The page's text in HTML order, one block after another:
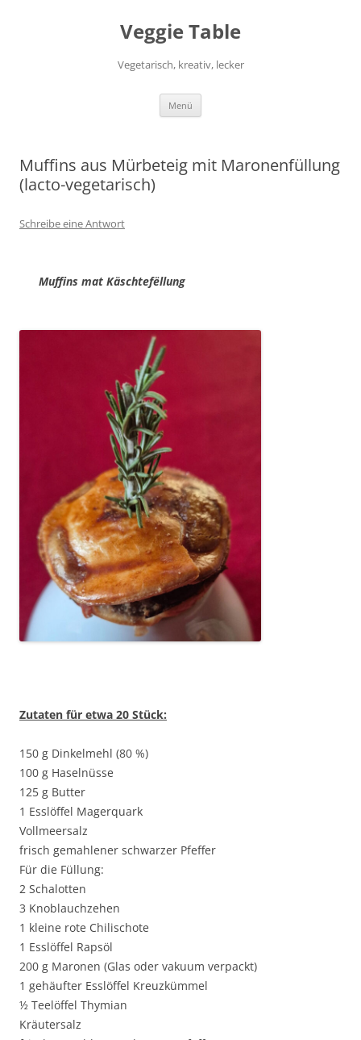
Veggie Table
Vegetarisch, kreativ, lecker
Menü
Muffins aus Mürbeteig mit Maronenfüllung
(lacto-vegetarisch)
Schreibe eine Antwort
Muffins mat Käschtefëllung
Zutaten für etwa 20 Stück:
150 g Dinkelmehl (80 %)
100 g Haselnüsse
125 g Butter
1 Esslöffel Magerquark
Vollmeersalz
frisch gemahlener schwarzer Pfeffer
Für die Füllung:
2 Schalotten
3 Knoblauchzehen
1 kleine rote Chilischote
1 Esslöffel Rapsöl
200 g Maronen (Glas oder vakuum verpackt)
1 gehäufter Esslöffel Kreuzkümmel
½ Teelöffel Thymian
Kräutersalz